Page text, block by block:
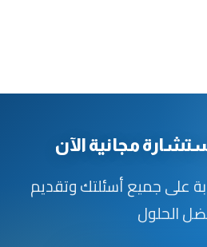
مجانية الآن
على جميع أسئلتك وتقديم
الحلول